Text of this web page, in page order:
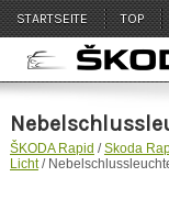
STARTSEITE TOP
ŠKODA Rapid /Skoda
Licht/